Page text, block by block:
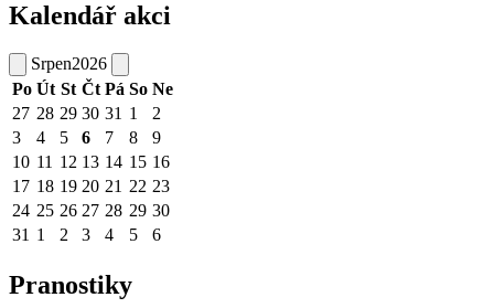
Kalendář akci
Srpen2026
Po Út St Čt Pá So Ne
27 28 29 30 31 1
2
3
4 5 6 7 8
9
10 11 12 13 14 15 16
17 18 19 20 21 22 23
24 25 26 27 28 29 30
31 1 2 3 4 5 6
Pranostiky